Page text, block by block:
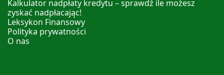
Kalkulator nadpłaty kredytu – sprawdź ile możesz
zyskać nadpłacając!
Leksykon Finansowy
Polityka prywatności
O nas